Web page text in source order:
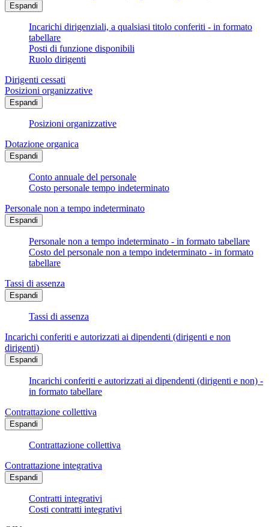
Espandi
Incarichi dirigenziali, a qualsiasi titolo conferiti - in formato
tabellare
Posti di funzione disponibili
Ruolo dirigenti
Dirigenti cessati
Posizioni organizzative
Espandi
Posizioni organizzative
Dotazione organica
Espandi
Conto annuale del personale
Costo personale tempo indeterminato
Personale non a tempo indeterminato
Espandi
Personale non a tempo indeterminato - in formato tabellare
Costo del personale non a tempo indeterminato - in formato
tabellare
Tassi di assenza
Espandi
Tassi di assenza
Incarichi conferiti e autorizzati ai dipendenti (dirigenti e non
dirigenti)
Espandi
Incarichi conferiti e autorizzati ai dipendenti (dirigenti e non) -
in formato tabellare
Contrattazione collettiva
Espandi
Contrattazione collettiva
Contrattazione integrativa
Espandi
Contratti integrativi
Costi contratti integrativi